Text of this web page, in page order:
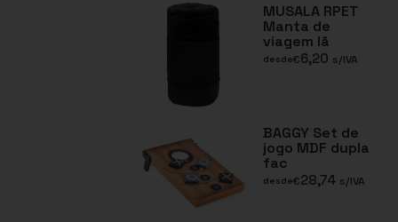
MUSALA RPET
Manta de
viagem lã
desde€6,20 s/IVA
BAGGY Set de
jogo MDF dupla
fac
desde€28,74 s/IVA